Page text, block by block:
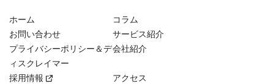
ホーム
コラム
お問い合わせ
サービス紹介
プライバシーポリシー＆デ
ィスクレイマー
会社紹介
採用情報
アクセス